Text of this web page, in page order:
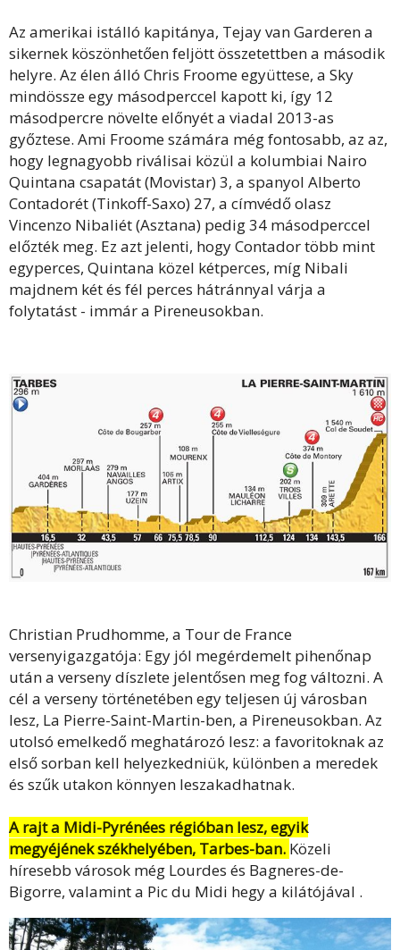
Az amerikai istálló kapitánya, Tejay van Garderen a
sikernek köszönhetően feljött összetettben a második
helyre. Az élen álló Chris Froome együttese, a Sky
mindössze egy másodperccel kapott ki, így 12
másodpercre növelte előnyét a viadal 2013-as
győztese. Ami Froome számára még fontosabb, az az,
hogy legnagyobb riválisai közül a kolumbiai Nairo
Quintana csapatát (Movistar) 3, a spanyol Alberto
Contadorét (Tinkoff-Saxo) 27, a címvédő olasz
Vincenzo Nibaliét (Asztana) pedig 34 másodperccel
előzték meg. Ez azt jelenti, hogy Contador több mint
egyperces, Quintana közel kétperces, míg Nibali
majdnem két és fél perces hátránnyal várja a
folytatást - immár a Pireneusokban.
Christian Prudhomme, a Tour de France
versenyigazgatója: Egy jól megérdemelt pihenőnap
után a verseny díszlete jelentősen meg fog változni. A
cél a verseny történetében egy teljesen új városban
lesz, La Pierre-Saint-Martin-ben, a Pireneusokban. Az
utolsó emelkedő meghatározó lesz: a favoritoknak az
első sorban kell helyezkedniük, különben a meredek
és szűk utakon könnyen leszakadhatnak.
A rajt a Midi-Pyrénées régióban lesz, egyik
megyéjének székhelyében, Tarbes-ban. Közeli
híresebb városok még Lourdes és Bagneres-de-
Bigorre, valamint a Pic du Midi hegy a kilátójával .